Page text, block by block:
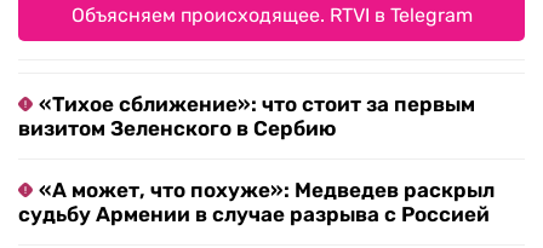
Объясняем происходящее. RTVI в Telegram
«Тихое сближение»: что стоит за первым
визитом Зеленского в Сербию
«А может, что похуже»: Медведев раскрыл
судьбу Армении в случае разрыва с Россией